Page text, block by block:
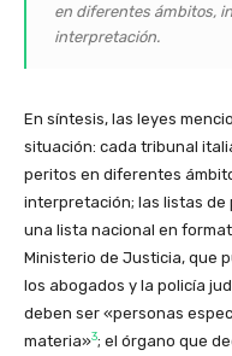
en diferentes ámbitos,
interpretación.
En síntesis, las leyes
situación: cada tribunal
peritos en diferentes
interpretación; las listas
una lista nacional en
Ministerio de Justicia, que
los abogados y la policía
deben ser «personas
materia»3; el órgano que